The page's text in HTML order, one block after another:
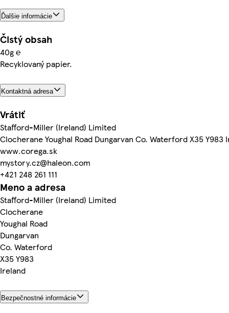
Ďalšie informácie
Čistý obsah
40g ℮
Recyklovaný papier.
Kontaktná adresa
Vrátiť
Stafford-Miller (Ireland) Limited
Clocherane Youghal Road Dungarvan Co. Waterford X35 Y983
www.corega.sk
mystory.cz@haleon.com
+421 248 261 111
Meno a adresa
Stafford-Miller (Ireland) Limited
Clocherane
Youghal Road
Dungarvan
Co. Waterford
X35 Y983
Ireland
Bezpečnostné informácie